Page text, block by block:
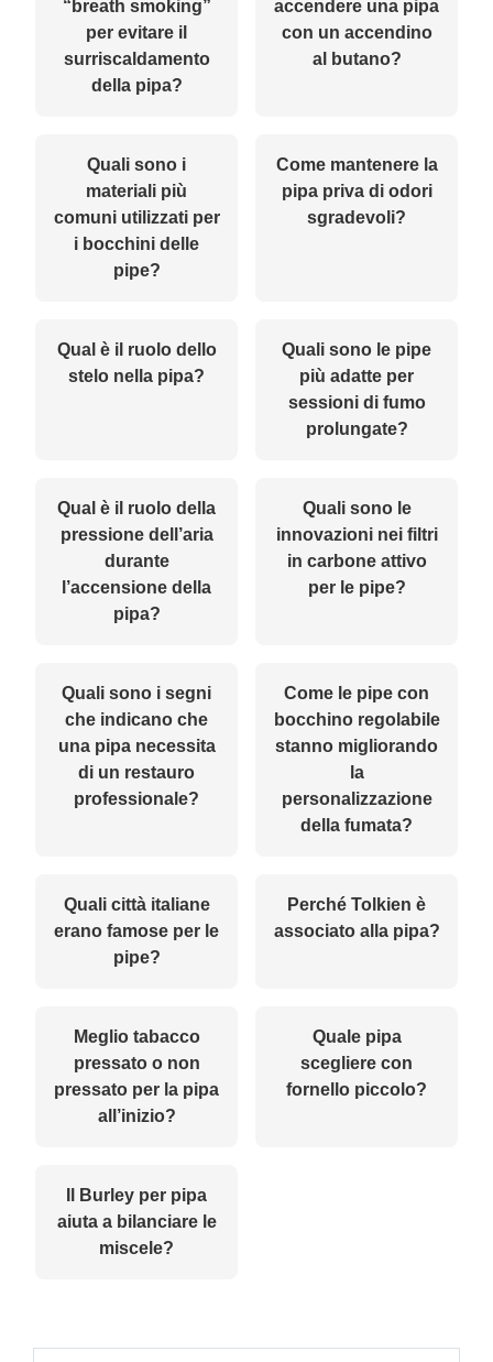
“breath smoking”
per evitare il
surriscaldamento
della pipa?
accendere una pipa
con un accendino
al butano?
Quali sono i
materiali più
comuni utilizzati per
i bocchini delle
pipe?
Come mantenere la
pipa priva di odori
sgradevoli?
Qual è il ruolo dello
stelo nella pipa?
Quali sono le pipe
più adatte per
sessioni di fumo
prolungate?
Qual è il ruolo della
pressione dell’aria
durante
l’accensione della
pipa?
Quali sono le
innovazioni nei filtri
in carbone attivo
per le pipe?
Quali sono i segni
che indicano che
una pipa necessita
di un restauro
professionale?
Come le pipe con
bocchino regolabile
stanno migliorando
la
personalizzazione
della fumata?
Quali città italiane
erano famose per le
pipe?
Perché Tolkien è
associato alla pipa?
Meglio tabacco
pressato o non
pressato per la pipa
all’inizio?
Quale pipa
scegliere con
fornello piccolo?
Il Burley per pipa
aiuta a bilanciare le
miscele?